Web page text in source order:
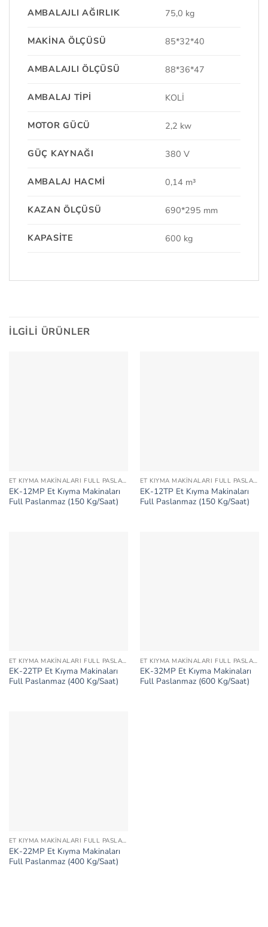
AMBALAJLI AĞIRLIK 75,0 kg
MAKINA ÖLÇÜSÜ 85*32*40
AMBALAJLI ÖLÇÜSÜ 88*36*47
AMBALAJ TIPI KOLİ
MOTOR GÜCÜ 2,2 kw
GÜÇ KAYNAĞI 380 V
AMBALAJ HACMI 0,14 m³
KAZAN ÖLÇÜSÜ 690*295 mm
KAPASITE 600 kg
İLGILI ÜRÜNLER
ET KIYMA MAKINALARI FULL PASLANMAZ
EK-12MP Et Kıyma Makinaları
Full Paslanmaz (150 Kg/Saat)
ET KIYMA MAKINALARI FULL PASLANMAZ
EK-12TP Et Kıyma Makinaları
Full Paslanmaz (150 Kg/Saat)
ET KIYMA MAKINALARI FULL PASLANMAZ
EK-22TP Et Kıyma Makinaları
Full Paslanmaz (400 Kg/Saat)
ET KIYMA MAKINALARI FULL PASLANMAZ
EK-32MP Et Kıyma Makinaları
Full Paslanmaz (600 Kg/Saat)
ET KIYMA MAKINALARI FULL PASLANMAZ
EK-22MP Et Kıyma Makinaları
Full Paslanmaz (400 Kg/Saat)